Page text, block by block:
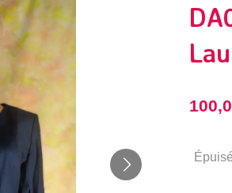
Épuisé